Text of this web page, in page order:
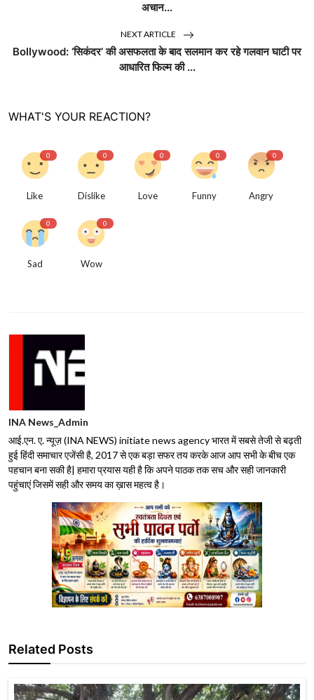
अचान...
NEXT ARTICLE
Bollywood: ‘सिकंदर’ की असफलता के बाद सलमान कर रहे गलवान घाटी पर
आधारित फिल्म की ...
WHAT'S YOUR REACTION?
0
Like
0
Dislike
0
Love
0
Funny
0
Angry
0
Sad
0
Wow
INA News_Admin
आई.एन. ए. न्यूज़ (INA NEWS) initiate news agency भारत में सबसे तेजी से बढ़ती
हुई हिंदी समाचार एजेंसी है, 2017 से एक बड़ा सफर तय करके आज आप सभी के बीच एक
पहचान बना सकी है| हमारा प्रयास यही है कि अपने पाठक तक सच और सही जानकारी
पहुंचाएं जिसमें सही और समय का ख़ास महत्व है।
Related Posts